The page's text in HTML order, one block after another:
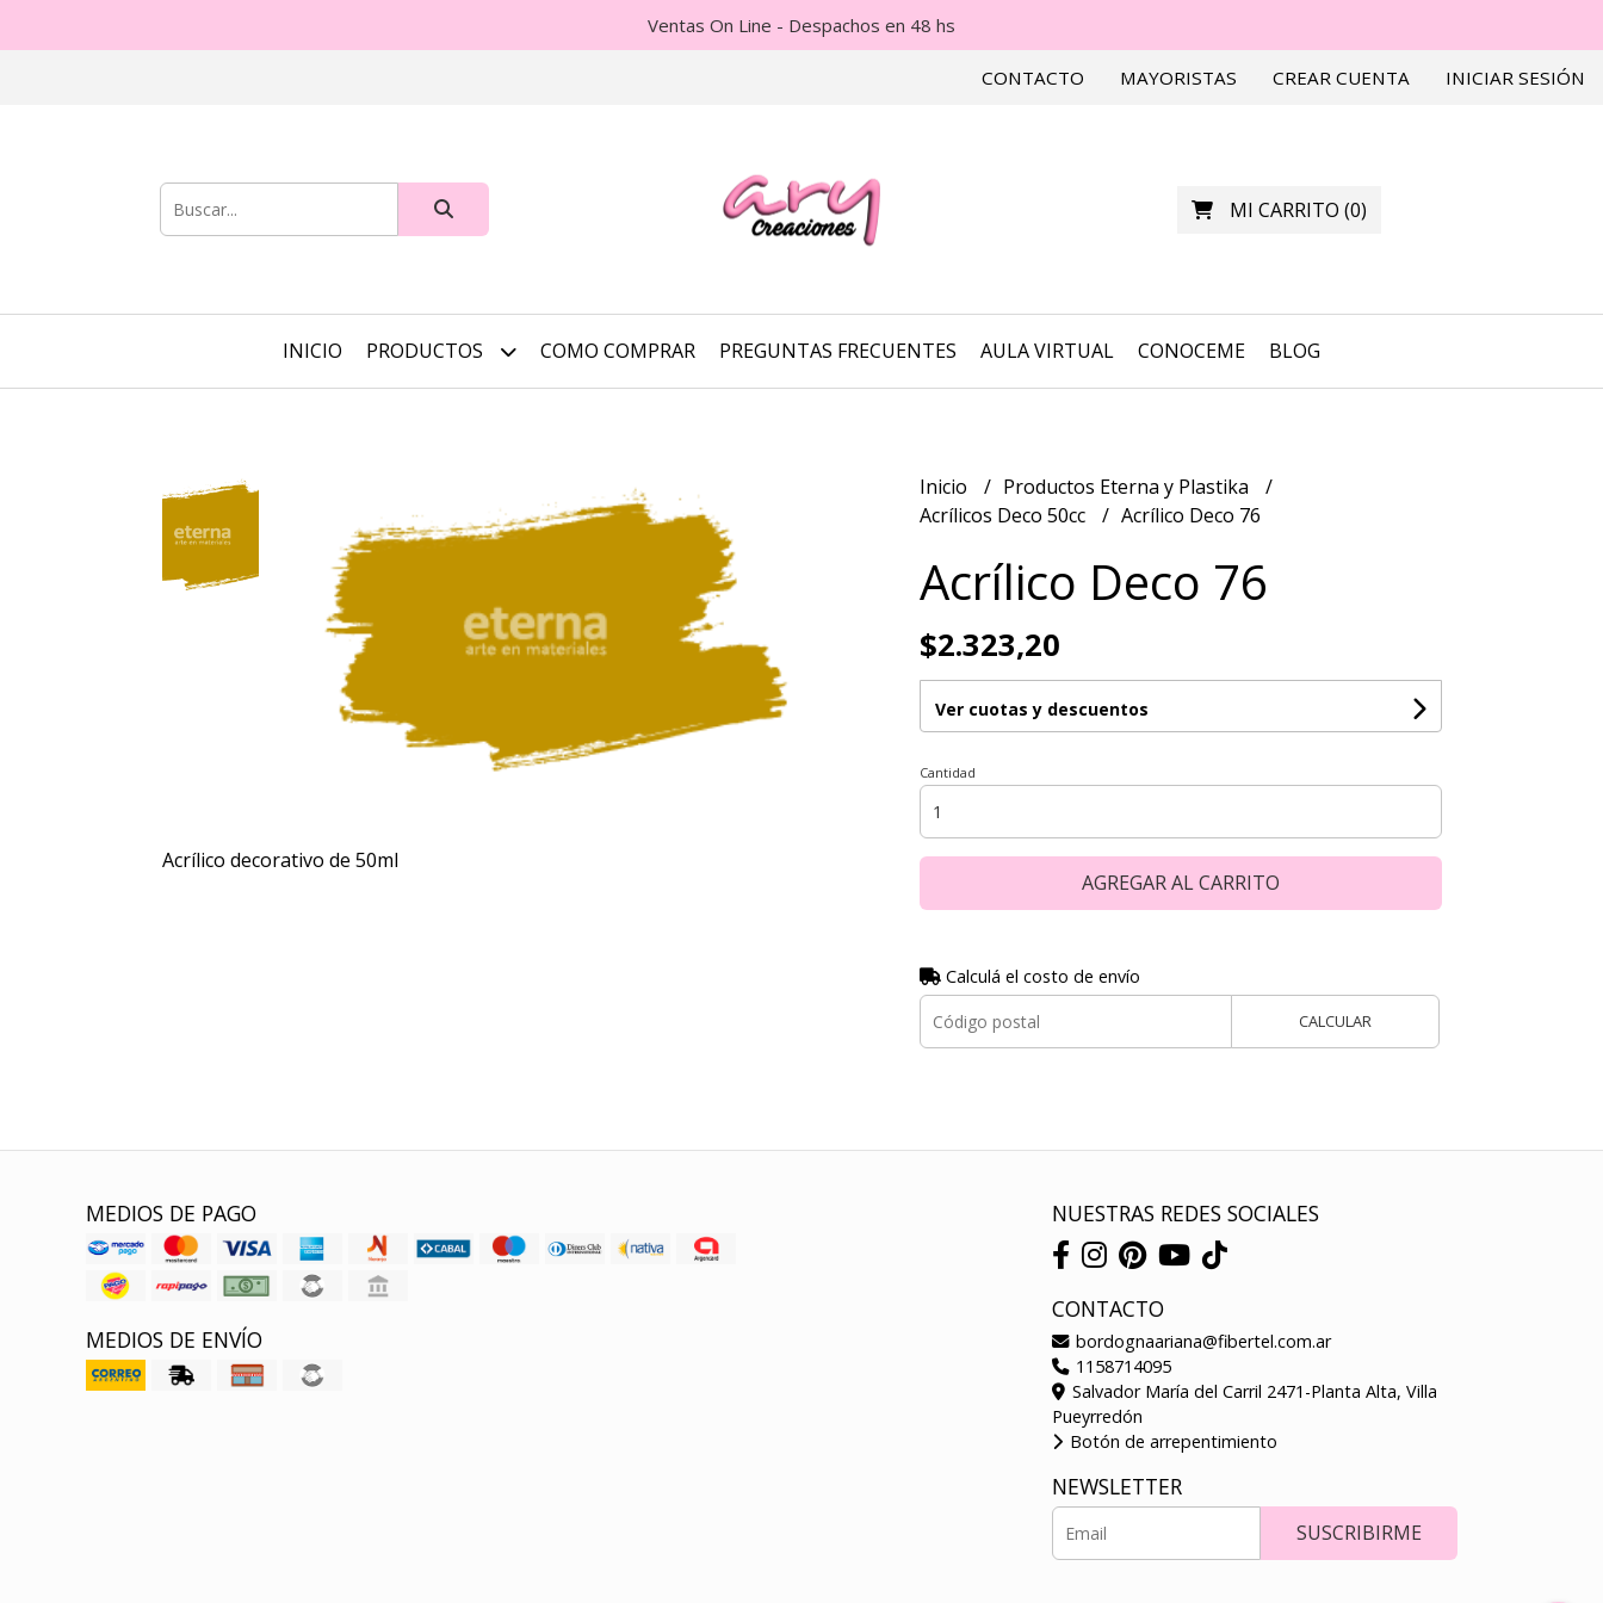
Ventas On Line - Despachos en 48 hs
CONTACTO MAYORISTAS CREAR CUENTA INICIAR SESIÓN
MI CARRITO (0)
INICIO PRODUCTOS COMO COMPRAR PREGUNTAS FRECUENTES AULA VIRTUAL CONOCEME BLOG
Acrílico decorativo de 50ml
Inicio
Productos Eterna y Plastika
Acrílicos Deco 50cc
Acrílico Deco 76
Acrílico Deco 76
$2.323,20
Ver cuotas y descuentos
Cantidad
AGREGAR AL CARRITO
Calculá el costo de envío
CALCULAR
MEDIOS DE PAGO
MEDIOS DE ENVÍO
NUESTRAS REDES SOCIALES
CONTACTO
bordognaariana@fibertel.com.ar
1158714095
Salvador María del Carril 2471-Planta Alta, Villa
Pueyrredón
Botón de arrepentimiento
NEWSLETTER
SUSCRIBIRME